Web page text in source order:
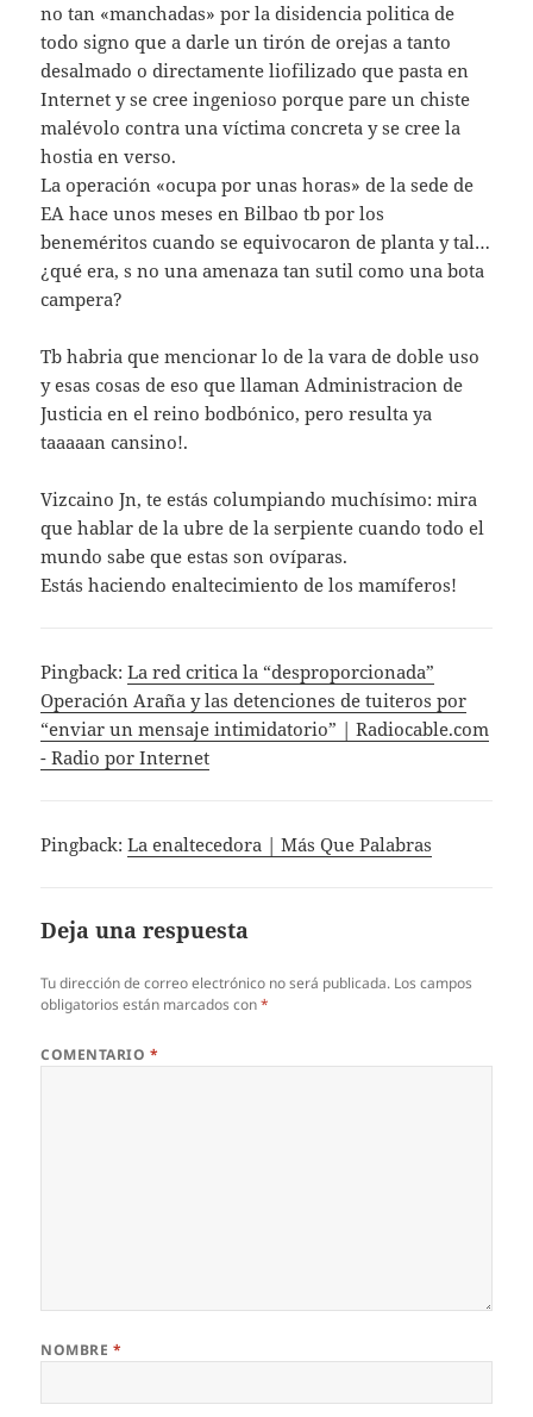
no tan «manchadas» por la disidencia politica de
todo signo que a darle un tirón de orejas a tanto
desalmado o directamente liofilizado que pasta en
Internet y se cree ingenioso porque pare un chiste
malévolo contra una víctima concreta y se cree la
hostia en verso.
La operación «ocupa por unas horas» de la sede de
EA hace unos meses en Bilbao tb por los
beneméritos cuando se equivocaron de planta y tal…
¿qué era, s no una amenaza tan sutil como una bota
campera?
Tb habria que mencionar lo de la vara de doble uso
y esas cosas de eso que llaman Administracion de
Justicia en el reino bodbónico, pero resulta ya
taaaaan cansino!.
Vizcaino Jn, te estás columpiando muchísimo: mira
que hablar de la ubre de la serpiente cuando todo el
mundo sabe que estas son ovíparas.
Estás haciendo enaltecimiento de los mamíferos!
Pingback:La red critica la “desproporcionada”
Operación Araña y las detenciones de tuiteros por
“enviar un mensaje intimidatorio” | Radiocable.com
- Radio por Internet
Pingback:La enaltecedora | Más Que Palabras
Deja una respuesta
Tu dirección de correo electrónico no será publicada. Los campos
obligatorios están marcados con*
COMENTARIO *
NOMBRE *